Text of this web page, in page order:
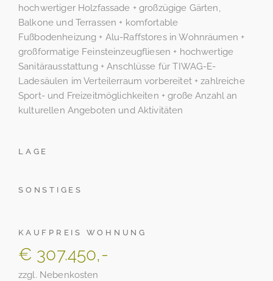
hochwertiger Holzfassade + großzügige Gärten,
Balkone und Terrassen + komfortable
Fußbodenheizung + Alu-Raffstores in Wohnräumen +
großformatige Feinsteinzeugfliesen + hochwertige
Sanitärausstattung + Anschlüsse für TIWAG-E-
Ladesäulen im Verteilerraum vorbereitet + zahlreiche
Sport- und Freizeitmöglichkeiten + große Anzahl an
kulturellen Angeboten und Aktivitäten
LAGE
SONSTIGES
KAUFPREIS WOHNUNG
€ 307.450,-
zzgl. Nebenkosten